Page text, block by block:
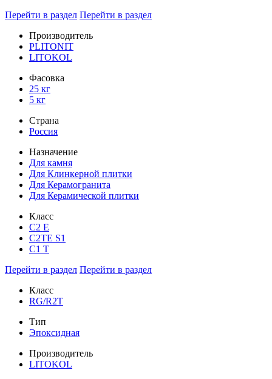
Перейти в раздел Перейти в раздел
Производитель
PLITONIT
LITOKOL
Фасовка
25 кг
5 кг
Страна
Россия
Назначение
Для камня
Для Клинкерной плитки
Для Керамогранита
Для Керамической плитки
Класс
С2 Е
C2TE S1
C1 T
Перейти в раздел Перейти в раздел
Класс
RG/R2T
Тип
Эпоксидная
Производитель
LITOKOL